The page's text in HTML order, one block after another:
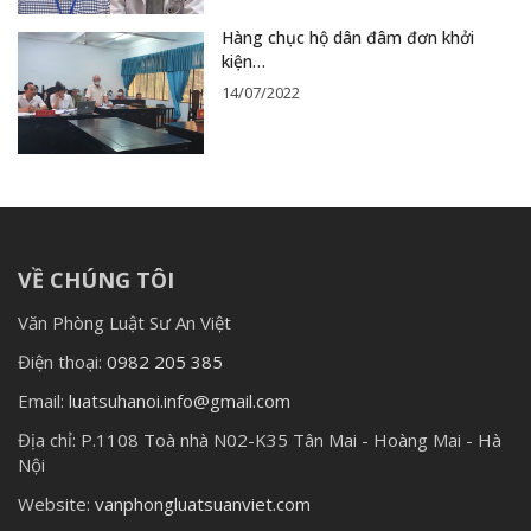
Hàng chục hộ dân đâm đơn khởi
kiện…
14/07/2022
VỀ CHÚNG TÔI
Văn Phòng Luật Sư An Việt
Điện thoại: 0982 205 385
Email: luatsuhanoi.info@gmail.com
Địa chỉ: P.1108 Toà nhà N02-K35 Tân Mai - Hoàng Mai - Hà
Nội
Website: vanphongluatsuanviet.com